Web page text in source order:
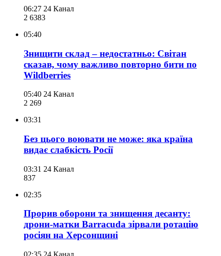
06:27 24 Канал
2 6383
05:40
Знищити склад – недостатньо: Світан
сказав, чому важливо повторно бити по
Wildberries
05:40 24 Канал
2 269
03:31
Без цього воювати не може: яка країна
видає слабкість Росії
03:31 24 Канал
837
02:35
Прорив оборони та знищення десанту:
дрони-матки Barracuda зірвали ротацію
росіян на Херсонщині